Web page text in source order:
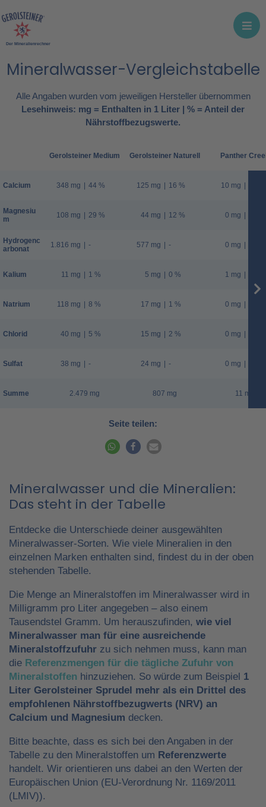
Der Mineralienrechner
Mineralwasser-Vergleichstabelle
Alle Angaben wurden vom jeweiligen Hersteller übernommen
Lesehinweis: mg = Enthalten in 1 Liter | % = Anteil der
Nährstoffbezugswerte.
Calcium
Magnesiu
m
Hydrogenc
arbonat
Kalium
Natrium
Chlorid
Sulfat
Summe
Gerolsteiner Medium
348 mg | 44 %
108 mg | 29 %
1.816 mg | -
11 mg | 1 %
118 mg | 8 %
40 mg | 5 %
38 mg | -
2.479 mg
Gerolsteiner Naturell
125 mg | 16 %
44 mg | 12 %
577 mg | -
5 mg | 0 %
17 mg | 1 %
15 mg | 2 %
24 mg | -
807 mg
Panther
10 mg |
0 mg |
0 mg |
1 mg |
0 mg |
0 mg |
0 mg |
11 mg
Seite teilen:
Mineralwasser und die Mineralien:
Das steht in der Tabelle
Entdecke die Unterschiede deiner ausgewählten
Mineralwasser-Sorten. Wie viele Mineralien in den
einzelnen Marken enthalten sind, findest du in der oben
stehenden Tabelle.
Die Menge an Mineralstoffen im Mineralwasser wird in
Milligramm pro Liter angegeben – also einem
Tausendstel Gramm. Um herauszufinden, wie viel
Mineralwasser man für eine ausreichende
Mineralstoffzufuhr zu sich nehmen muss, kann man
die Referenzmengen für die tägliche Zufuhr von
Mineralstoffen hinzuziehen. So würde zum Beispiel 1
Liter Gerolsteiner Sprudel mehr als ein Drittel des
empfohlenen Nährstoffbezugwerts (NRV) an
Calcium und Magnesium decken.
Bitte beachte, dass es sich bei den Angaben in der
Tabelle zu den Mineralstoffen um Referenzwerte
handelt. Wir orientieren uns dabei an den Werten der
Europäischen Union (EU-Verordnung Nr. 1169/2011
(LMIV)).